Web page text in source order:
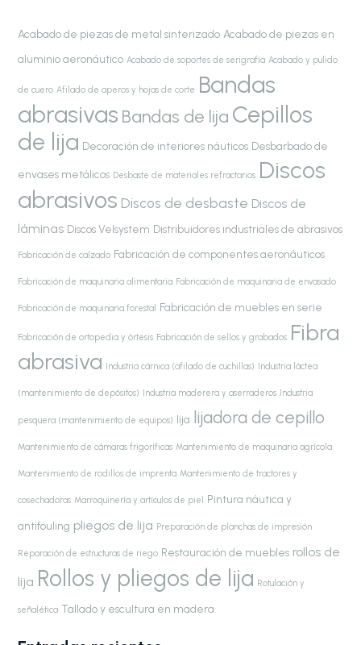
Acabado de piezas de metal sinterizado Acabado de piezas en
aluminio aeronáutico Acabado de soportes de serigrafía Acabado y pulido
de cuero Afilado de aperos y hojas de corte Bandas
abrasivas Bandas de lija Cepillos
de lija Decoración de interiores náuticos Desbarbado de
envases metálicos Desbaste de materiales refractarios Discos
abrasivos Discos de desbaste Discos de
láminas Discos Velsystem Distribuidores industriales de abrasivos
Fabricación de calzado Fabricación de componentes aeronáuticos
Fabricación de maquinaria alimentaria Fabricación de maquinaria de envasado
Fabricación de maquinaria forestal Fabricación de muebles en serie
Fabricación de ortopedia y órtesis Fabricación de sellos y grabados Fibra
abrasiva Industria cárnica (afilado de cuchillas) Industria láctea
(mantenimiento de depósitos) Industria maderera y aserraderos Industria
pesquera (mantenimiento de equipos) lija lijadora de cepillo
Mantenimiento de cámaras frigoríficas Mantenimiento de maquinaria agrícola
Mantenimiento de rodillos de imprenta Mantenimiento de tractores y
cosechadoras Marroquinería y artículos de piel Pintura náutica y
antifouling pliegos de lija Preparación de planchas de impresión
Reparación de estructuras de riego Restauración de muebles rollos de
lija Rollos y pliegos de lija Rotulación y
señalética Tallado y escultura en madera